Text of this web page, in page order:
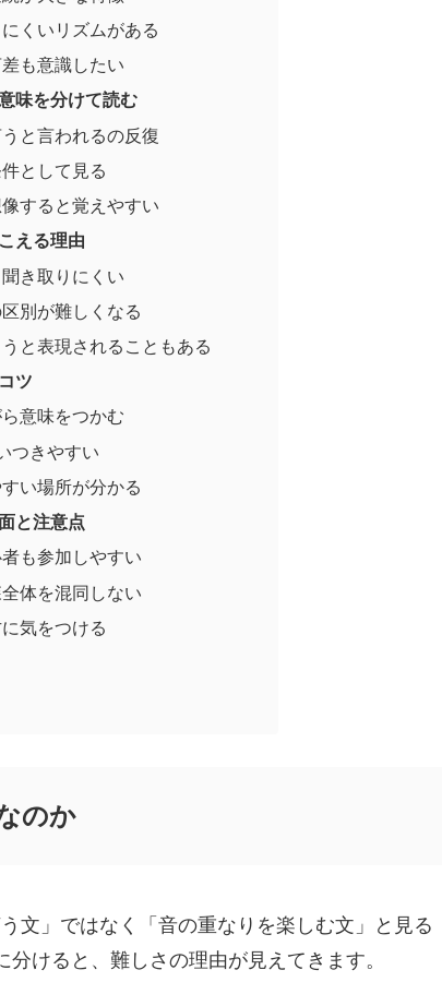
くいリズムがある
も意識したい
味を分けて読む
と言われるの反復
として見る
すると覚えやすい
える理由
き取りにくい
別が難しくなる
と表現されることもある
ツ
意味をつかむ
つきやすい
い場所が分かる
と注意点
も参加しやすい
体を混同しない
気をつける
のか
文」ではなく「音の重なりを楽しむ文」と見る
けると、難しさの理由が見えてきます。